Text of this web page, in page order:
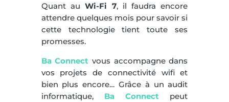
Quant auWi-Fi 7, il faudra encore
attendre quelques mois pour savoir si
cette technologie tient toute ses
promesses.
Ba Connect vous accompagne dans
vos projets de connectivité wifi et
bien plus encore… Grâce à un audit
informatique, Ba Connect peut